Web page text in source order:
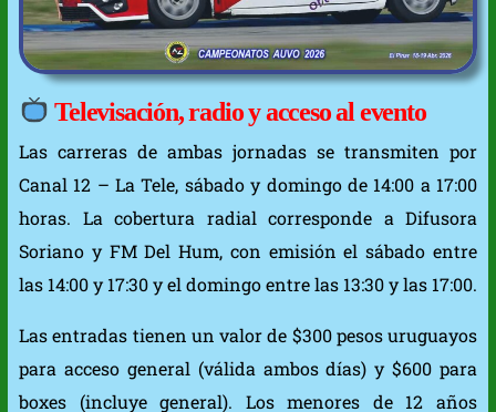
Televisación, radio y acceso al evento
Las carreras de ambas jornadas se transmiten por
Canal 12 – La Tele, sábado y domingo de 14:00 a 17:00
horas. La cobertura radial corresponde a Difusora
Soriano y FM Del Hum, con emisión el sábado entre
las 14:00 y 17:30 y el domingo entre las 13:30 y las 17:00.
Las entradas tienen un valor de $300 pesos uruguayos
para acceso general (válida ambos días) y $600 para
boxes (incluye general). Los menores de 12 años